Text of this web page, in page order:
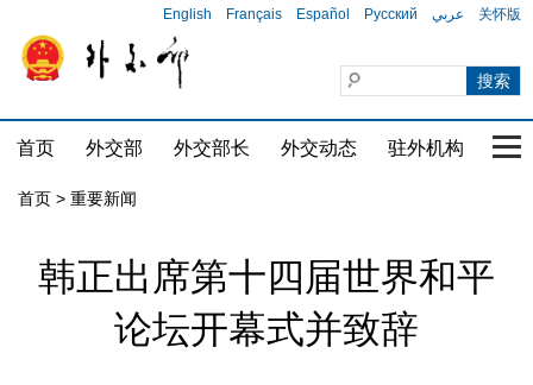
English Français Español Русский عربي 关怀版
首页 外交部 外交部长 外交动态 驻外机构 国
首页 > 重要新闻
韩正出席第十四届世界和平
论坛开幕式并致辞